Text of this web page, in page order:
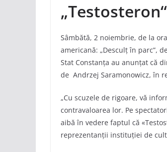
„Testosteron“
Sâmbătă, 2 noiembrie, de la
americană: „Desculț în parc”,
Stat Constanța au anunțat că
de Andrzej Saramonowicz, în
„Cu scuzele de rigoare, vă
contravaloarea lor. Pe
aibă în vedere faptul că
reprezentanții instituției de